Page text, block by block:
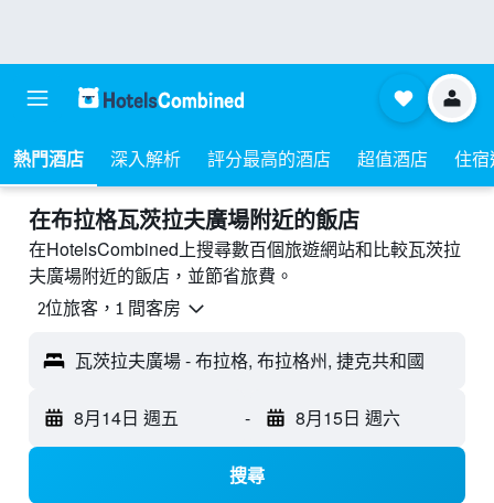
熱門酒店 深入解析 評分最高的酒店 超值酒店 住
​在布拉格瓦茨拉夫廣場附近​的飯店
在HotelsCombined上搜尋數百個旅遊網站和比較瓦茨拉
夫廣場附近的飯店，並節省旅費。
2位旅客，1 間客房
瓦茨拉夫廣場 - 布拉格, 布拉格州, 捷克共和國
8月14日 週五 - 8月15日 週六
搜尋